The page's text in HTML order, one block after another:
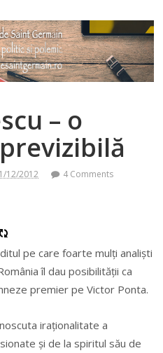
– o
12/2012 4 Comments
pe care foarte mulți analiști
îl dau posibilității ca
premier pe Victor Ponta.
iraționalitate a
și de la spiritul său de